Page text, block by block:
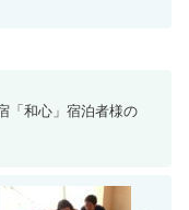
「和心」宿泊者様の